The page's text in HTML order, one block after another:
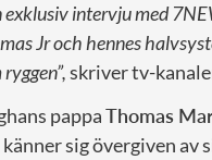
exklusiv intervju med
Jr och hennes
skriver tv-
pappaThomas
känner sig övergiven av